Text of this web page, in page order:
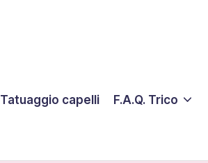
Tatuaggio capelli F.A.Q. Trico